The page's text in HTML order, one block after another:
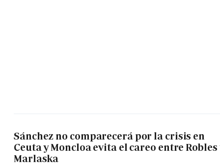
Sánchez no comparecerá por la crisis en
Ceuta y Moncloa evita el careo entre Robles
Marlaska